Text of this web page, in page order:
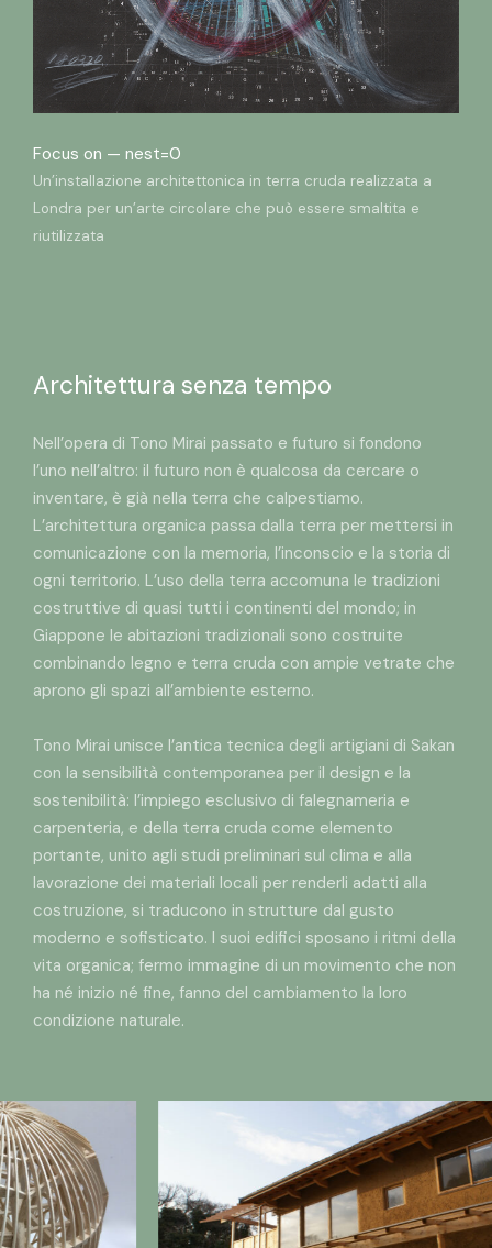
Focus on — nest=0
Un’installazione architettonica in terra cruda realizzata a
Londra per un’arte circolare che può essere smaltita e
riutilizzata
Architettura senza tempo
Nell’opera di Tono Mirai passato e futuro si fondono
l’uno nell’altro: il futuro non è qualcosa da cercare o
inventare, è già nella terra che calpestiamo.
L’architettura organica passa dalla terra per mettersi in
comunicazione con la memoria, l’inconscio e la storia di
ogni territorio. L’uso della terra accomuna le tradizioni
costruttive di quasi tutti i continenti del mondo; in
Giappone le abitazioni tradizionali sono costruite
combinando legno e terra cruda con ampie vetrate che
aprono gli spazi all’ambiente esterno.
Tono Mirai unisce l’antica tecnica degli artigiani di Sakan
con la sensibilità contemporanea per il design e la
sostenibilità: l’impiego esclusivo di falegnameria e
carpenteria, e della terra cruda come elemento
portante, unito agli studi preliminari sul clima e alla
lavorazione dei materiali locali per renderli adatti alla
costruzione, si traducono in strutture dal gusto
moderno e sofisticato. I suoi edifici sposano i ritmi della
vita organica; fermo immagine di un movimento che non
ha né inizio né fine, fanno del cambiamento la loro
condizione naturale.